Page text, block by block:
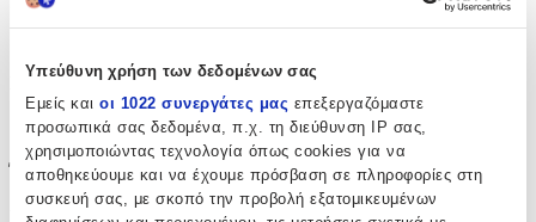
Υπεύθυνη χρήση των δεδομένων σας
Εμείς και οι 1022 συνεργάτες μας επεξεργαζόμαστε
προσωπικά σας δεδομένα, π.χ. τη διεύθυνση IP σας,
χρησιμοποιώντας τεχνολογία όπως cookies για να
αποθηκεύουμε και να έχουμε πρόσβαση σε πληροφορίες στη
συσκευή σας, με σκοπό την προβολή εξατομικευμένων
Σετ :
Όχι
Έξτρα Χαρακτηριστικά
Piercing: